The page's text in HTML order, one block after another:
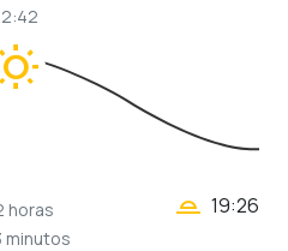
horas
minutos
wb_twilight_2 19:26